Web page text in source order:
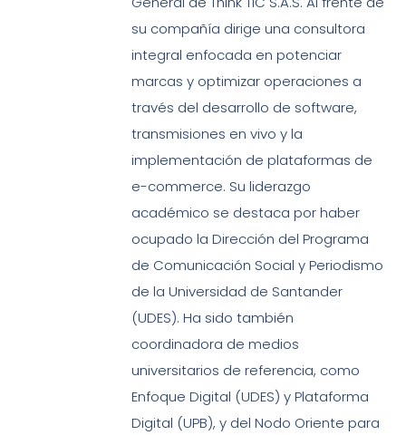
su compañía dirige una consultora
integral enfocada en potenciar
marcas y optimizar operaciones a
través del desarrollo de software,
transmisiones en vivo y la
implementación de plataformas de
e-commerce. Su liderazgo
académico se destaca por haber
ocupado la Dirección del Programa
de Comunicación Social y Periodismo
de la Universidad de Santander
(UDES). Ha sido también
coordinadora de medios
universitarios de referencia, como
Enfoque Digital (UDES) y Plataforma
Digital (UPB), y del Nodo Oriente para